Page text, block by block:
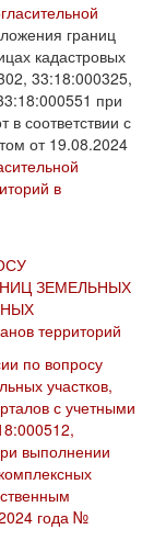
границ
кадастровых
33:18:000325,
при
соответствии с
от 19.08.2024
в
ЗЕМЕЛЬНЫХ
территорий
по вопросу
участков,
с учетными
выполнении
года №